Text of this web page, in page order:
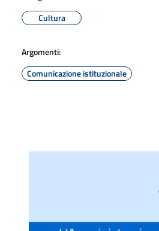
Cultura
Argomenti:
Comunicazione istituzionale